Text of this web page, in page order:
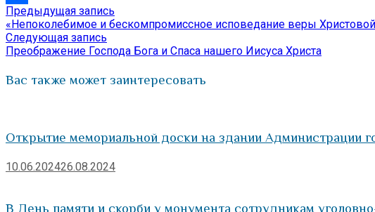
Отправить
Навигация
по
записям
Предыдущая запись
запись:
«Непоколебимое и бескомпромиссное исповедание веры
Следующая запись
запись:
Преображение Господа Бога и Спаса нашего Иисуса Христа
Вас также может заинтересовать
Открытие мемориальной доски на здании Администрации
10.06.202426.08.2024
В День памяти и скорби у монумента сотрудникам